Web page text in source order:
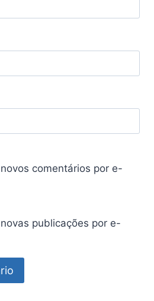
comentários por e-
publicações por e-